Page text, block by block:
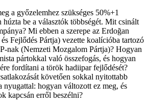
a győzelemhez szükséges 50%+1
húzta be a választók többségét. Mit csinált
Mi ebben a szerepe az Erdoğan
Fejlődés Pártja) vezette koalícióba tartozó
nak (Nemzeti Mozgalom Pártja)? Hogyan
pártokkal való összefogás, és hogyan
fordítani a török hadiipar fejlődését?
követően sokkal nyitottabb
nyugattal: hogyan változott ez meg, és
kapcsán erről beszélni?